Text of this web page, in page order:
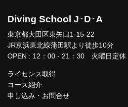
Diving School J･D･A
東京都大田区東矢口1-15-22
JR京浜東北線蒲田駅より徒歩10分
OPEN : 12：00 - 21：30 火曜日定休
ライセンス取得
コース紹介
申し込み・お問合せ